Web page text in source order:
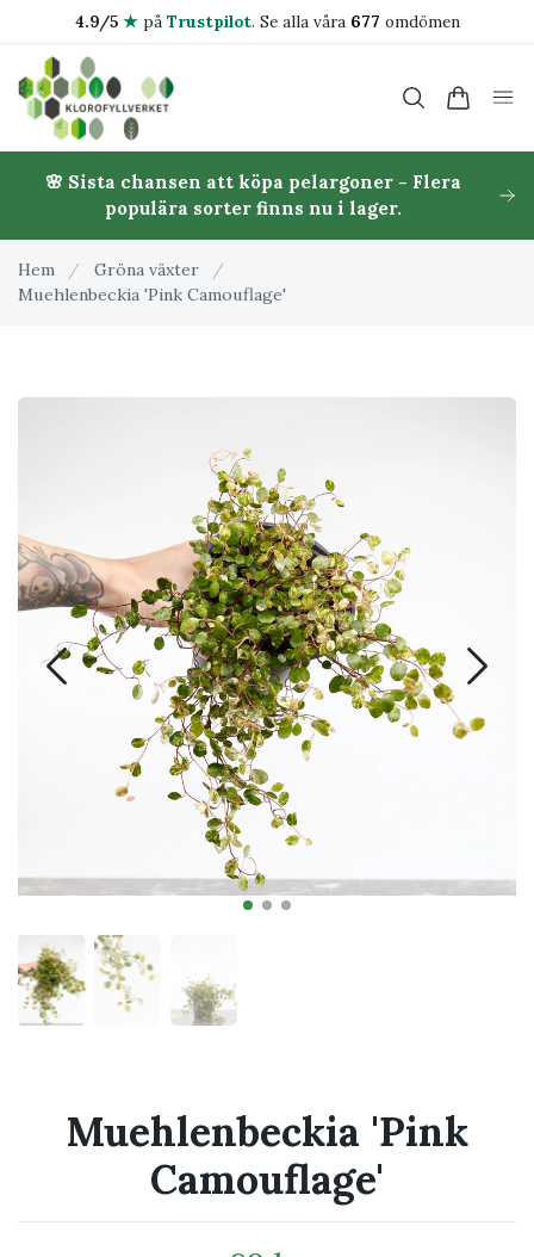
4.9/5 ★på Trustpilot. Se alla våra 677 omdömen
🌸 Sista chansen att köpa pelargoner - Flera
populära sorter finns nu i lager.
Hem / Gröna växter
/
Muehlenbeckia 'Pink Camouflage'
Muehlenbeckia 'Pink
Camouflage'